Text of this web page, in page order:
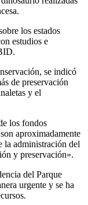
los estados
estudios e
se indicó
de preservación
y el
los fondos
aproximadamente
la administración del
y preservación».
del Parque
urgente y se ha